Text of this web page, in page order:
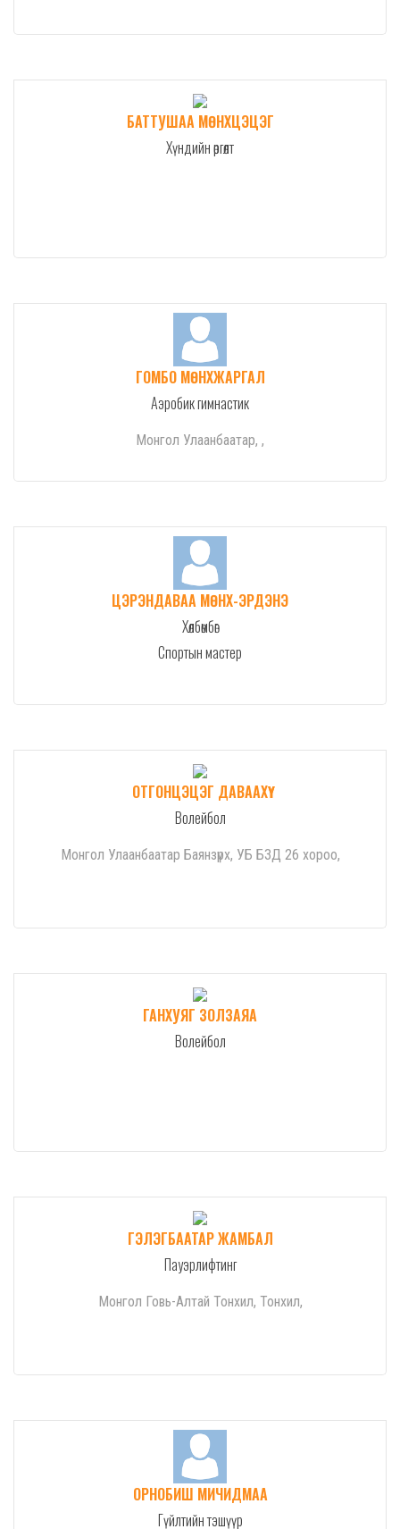
БАТТУШАА МӨНХЦЭЦЭГ
Хүндийн өргөлт
ГОМБО МӨНХЖАРГАЛ
Аэробик гимнастик
Монгол Улаанбаатар, ,
ЦЭРЭНДАВАА МӨНХ-ЭРДЭНЭ
Хөлбөмбөг
Спортын мастер
ОТГОНЦЭЦЭГ ДАВААХҮҮ
Волейбол
Монгол Улаанбаатар Баянзүрх, УБ БЗД 26 хороо,
ГАНХУЯГ ЗОЛЗАЯА
Волейбол
ГЭЛЭГБААТАР ЖАМБАЛ
Пауэрлифтинг
Монгол Говь-Алтай Тонхил, Тонхил,
ОРНОБИШ МИЧИДМАА
Гүйлтийн тэшүүр